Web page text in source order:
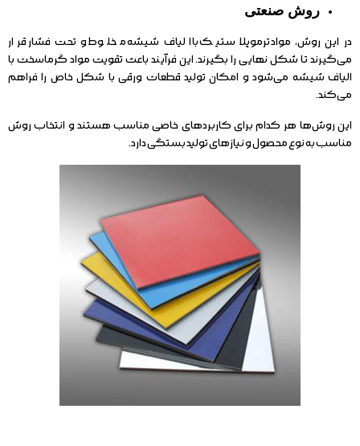
روش صنعتی
در این روش، مواد ترموپلاستیک با الیاف شیشه مخلوط و تحت فشار قرار
می‌گیرند تا شکل نهایی را بگیرند. این فرآیند باعث تقویت مواد گرماسخت با
الیاف شیشه می‌شود و امکان تولید قطعات ورقی با شکل خاص را فراهم
می‌کند.
این روش‌ها هر کدام برای کاربردهای خاصی مناسب هستند و انتخاب روش
مناسب به نوع محصول و نیازهای تولید بستگی دارد.